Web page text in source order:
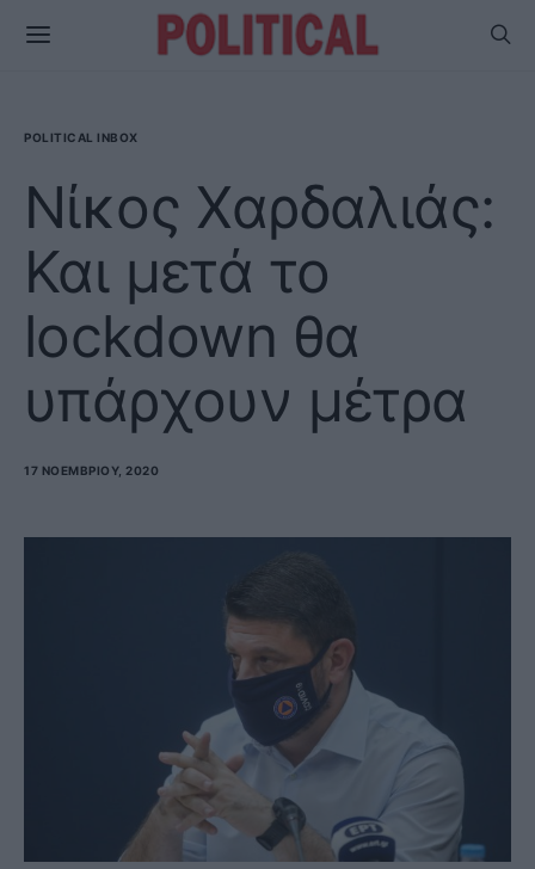
POLITICAL INBOX
Νίκος Χαρδαλιάς:
Και μετά το
lockdown θα
υπάρχουν μέτρα
17 ΝΟΕΜΒΡΊΟΥ, 2020